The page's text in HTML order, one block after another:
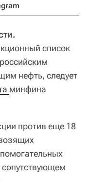
список
нефть, следует
минфина
против еще 18
сопутствующем